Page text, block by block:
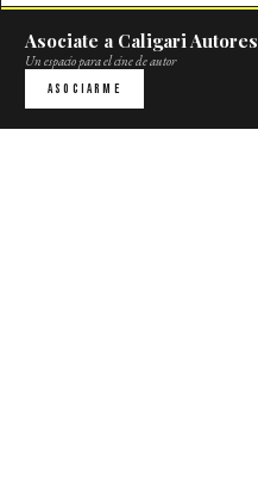
Asociate a Caligari Autores
Un espacio para el cine de autor
Asociarme